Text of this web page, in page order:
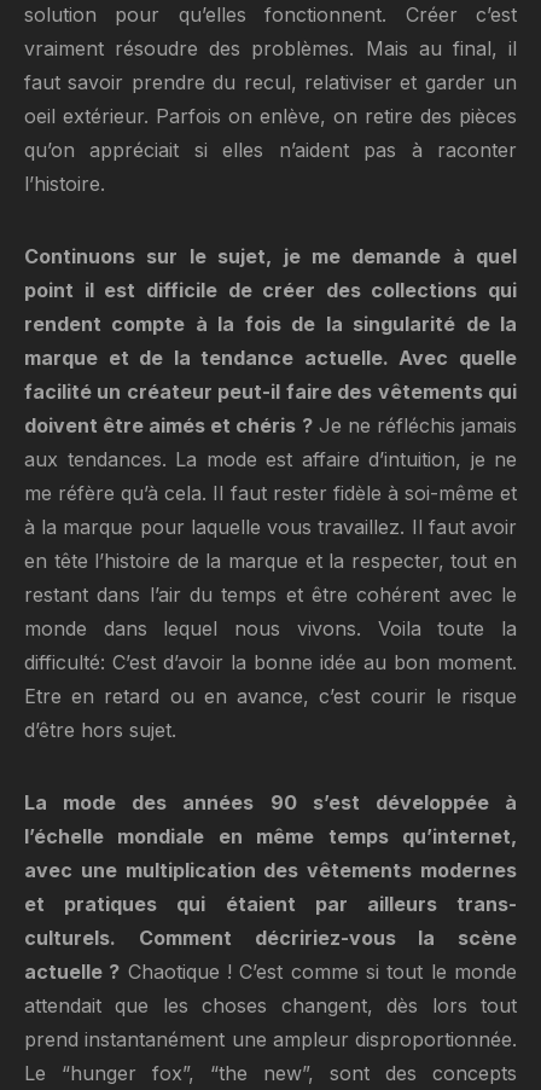
solution pour qu’elles fonctionnent. Créer c’est
vraiment résoudre des problèmes. Mais au final, il
faut savoir prendre du recul, relativiser et garder un
oeil extérieur. Parfois on enlève, on retire des pièces
qu’on appréciait si elles n’aident pas à raconter
l’histoire.
Continuons sur le sujet, je me demande à quel
point il est difficile de créer des collections qui
rendent compte à la fois de la singularité de la
marque et de la tendance actuelle. Avec quelle
facilité un créateur peut-il faire des vêtements qui
doivent être aimés et chéris ?Je ne réfléchis jamais
aux tendances. La mode est affaire d’intuition, je ne
me réfère qu’à cela. Il faut rester fidèle à soi-même et
à la marque pour laquelle vous travaillez. Il faut avoir
en tête l’histoire de la marque et la respecter, tout en
restant dans l’air du temps et être cohérent avec le
monde dans lequel nous vivons. Voila toute la
difficulté: C’est d’avoir la bonne idée au bon moment.
Etre en retard ou en avance, c’est courir le risque
d’être hors sujet.
La mode des années 90 s’est développée à
l’échelle mondiale en même temps qu’internet,
avec une multiplication des vêtements modernes
et pratiques qui étaient par ailleurs trans-
culturels. Comment décririez-vous la scène
actuelle ? Chaotique ! C’est comme si tout le monde
attendait que les choses changent, dès lors tout
prend instantanément une ampleur disproportionnée.
Le “hunger fox”, “the new”, sont des concepts